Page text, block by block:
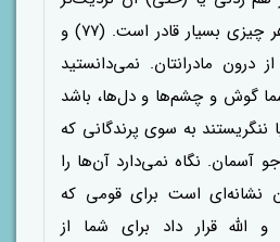
است. به یقین الله بر هر چیزی بسیار قادر است. (۷۷) و
درون مادرانتان. نمی‌دانستید
گوش و چشم‌ها و دل‌ها، باشد
گزارید. (۷۸) آیا ننگریستند به سوی پرندگانی که
آسمان. نگاه نمی‌دارد آن‌ها را
نشانه‌ای است برای قومی که
می‌آورند. (۷۹) و الله قرار داد برای شما از